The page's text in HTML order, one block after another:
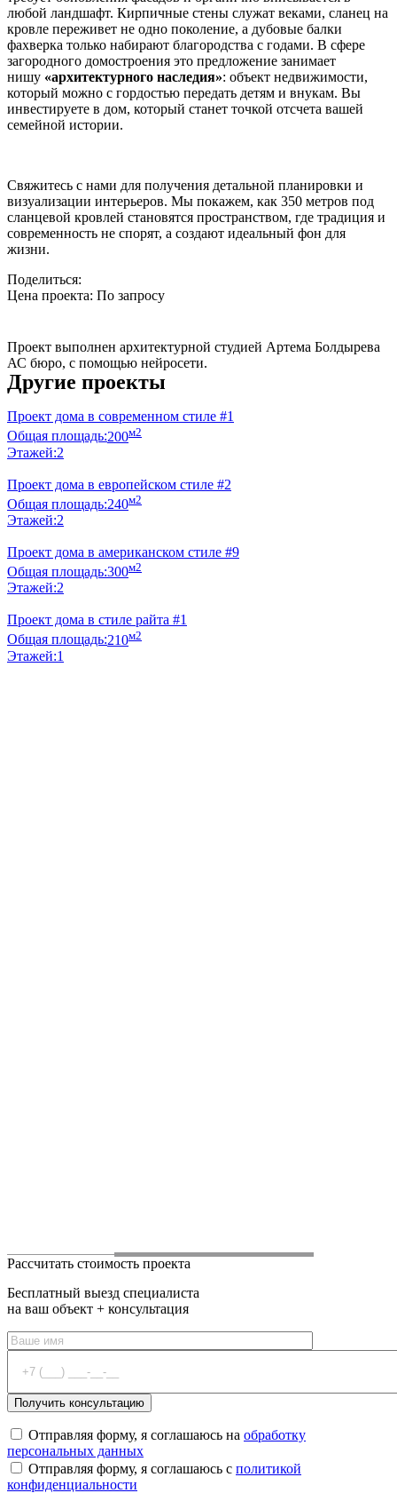
любой ландшафт. Кирпичные стены служат веками, сланец на
кровле переживет не одно поколение, а дубовые балки
фахверка только набирают благородства с годами. В сфере
загородного домостроения это предложение занимает
нишу «архитектурного наследия»: объект недвижимости,
который можно с гордостью передать детям и внукам. Вы
инвестируете в дом, который станет точкой отсчета вашей
семейной истории.
Свяжитесь с нами для получения детальной планировки и
визуализации интерьеров. Мы покажем, как 350 метров под
сланцевой кровлей становятся пространством, где традиция и
современность не спорят, а создают идеальный фон для
жизни.
Поделиться:
Цена проекта: По запросу
Проект выполнен архитектурной студией Артема Болдырева
АС бюро, с помощью нейросети.
Другие проекты
Проект дома в современном стиле #1
Общая площадь:200м2
Этажей:2
Проект дома в европейском стиле #2
Общая площадь:240м2
Этажей:2
Проект дома в американском стиле #9
Общая площадь:300м2
Этажей:2
Проект дома в стиле райта #1
Общая площадь:210м2
Этажей:1
Рассчитать стоимость проекта
Бесплатный выезд специалиста
на ваш объект + консультация
Отправляя форму, я соглашаюсь на обработку
персональных данных
Отправляя форму, я соглашаюсь с политикой
конфиденциальности